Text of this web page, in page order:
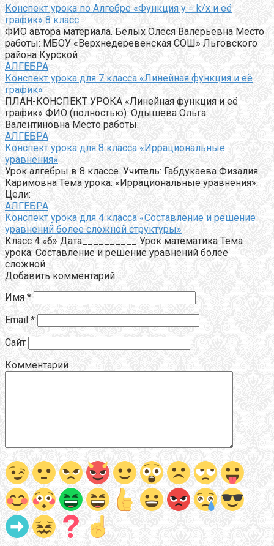
Конспект урока по Алгебре «Функция y = k/x и её
график» 8 класс
ФИО автора материала. Белых Олеся Валерьевна Место
работы: МБОУ «Верхнедеревенская СОШ» Льговского
района Курской
АЛГЕБРА
Конспект урока для 7 класса «Линейная функция и её
график»
ПЛАН-КОНСПЕКТ УРОКА «Линейная функция и её
график» ФИО (полностью): Одышева Ольга
Валентиновна Место работы:
АЛГЕБРА
Конспект урока для 8 класса «Иррациональные
уравнения»
Урок алгебры в 8 классе. Учитель: Габдукаева Физалия
Каримовна Тема урока: «Иррациональные уравнения».
Цели:
АЛГЕБРА
Конспект урока для 4 класса «Составление и решение
уравнений более сложной структуры»
Класс 4 «б» Дата__________ Урок математика Тема
урока: Составление и решение уравнений более
сложной
Добавить комментарий
Имя *
Email *
Сайт
Комментарий